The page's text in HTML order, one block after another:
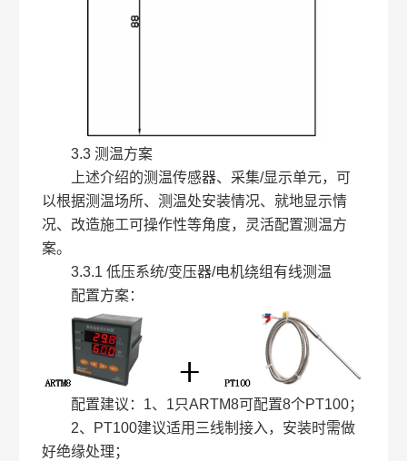
3.3 测温方案
上述介绍的测温传感器、采集/显示单元，可
以根据测温场所、测温处安装情况、就地显示情
况、改造施工可操作性等角度，灵活配置测温方
案。
3.3.1 低压系统/变压器/电机绕组有线测温
配置方案：
配置建议：1、1只ARTM8可配置8个PT100；
2、PT100建议适用三线制接入，安装时需做
好绝缘处理；